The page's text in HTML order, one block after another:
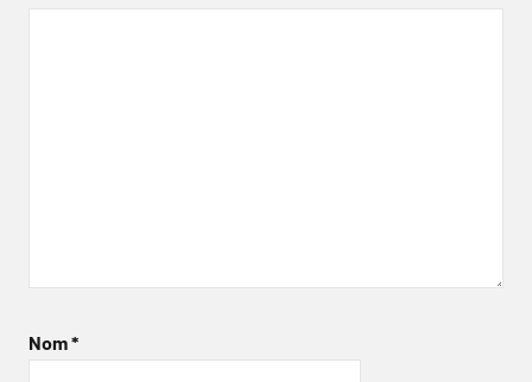
Nom*